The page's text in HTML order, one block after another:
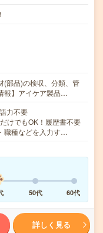
(部品)の検収、分類、管
報】アイケア製品…
力不要
けでもOK！履歴書不要
職種などを入力す…
50代 60代
詳しく見る